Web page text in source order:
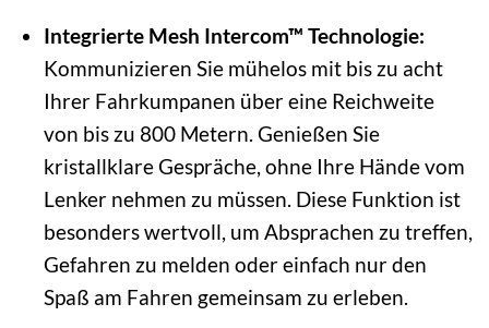
Integrierte Mesh Intercom™ Technologie:
Kommunizieren Sie mühelos mit bis zu acht
Ihrer Fahrkumpanen über eine Reichweite
von bis zu 800 Metern. Genießen Sie
kristallklare Gespräche, ohne Ihre Hände vom
Lenker nehmen zu müssen. Diese Funktion ist
besonders wertvoll, um Absprachen zu treffen,
Gefahren zu melden oder einfach nur den
Spaß am Fahren gemeinsam zu erleben.